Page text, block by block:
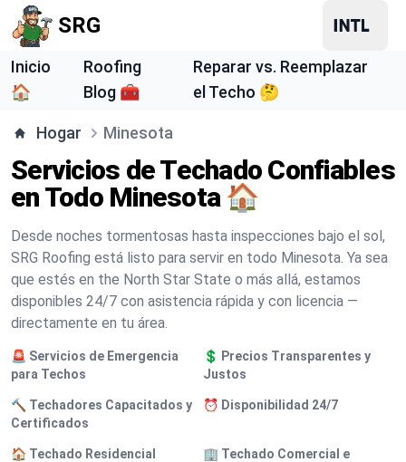
SRG
Inicio
🏠
Roofing
Blog 🧰
Reparar vs. Reemplazar
el Techo 🤔
Hogar Minesota
Servicios de Techado Confiables
en Todo Minesota 🏠
Desde noches tormentosas hasta inspecciones bajo el sol,
SRG Roofing está listo para servir en todo Minesota. Ya sea
que estés en the North Star State o más allá, estamos
disponibles 24/7 con asistencia rápida y con licencia —
directamente en tu área.
🚨 Servicios de Emergencia
para Techos
💲 Precios Transparentes y
Justos
🔨 Techadores Capacitados y
Certificados
⏰ Disponibilidad 24/7
🏠 Techado Residencial
🏢 Techado Comercial e